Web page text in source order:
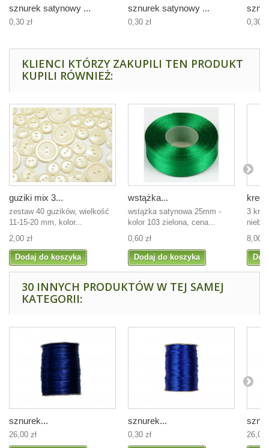
sznurek satynowy ...
0,30 zł
sznurek satynowy ...
0,30 zł 0,30
KLIENCI KTÓRZY ZAKUPILI TEN PRODUKT
KUPILI RÓWNIEŻ:
guziki mix 3...
zestaw 40 guzików, wielkość
11-15-20 mm, kolor...
2,00 zł
Dodaj do koszyka
wstążka...
wstążka satynowa 25mm -
kolor 103 zielona, cena...
0,60 zł
Dodaj do koszyka
3
8,00
30 INNYCH PRODUKTÓW W TEJ SAMEJ
KATEGORII:
sznurek...
26,00 zł
sznurek...
0,30 zł 26,00